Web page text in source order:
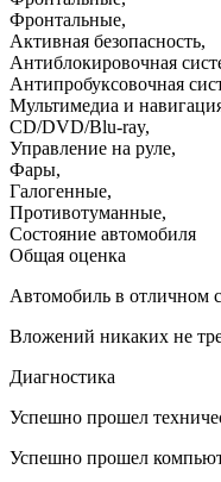
Фронтальные,
Активная безопасность,
Антиблокировочная
Антипробуксовочная
Мультимедиа и
CD/DVD/Blu-ray,
Управление на руле,
Фары,
Галогенные,
Противотуманные,
Состояние автомобиля
Общая оценка
Автомобиль в отличном
Вложений никаких не
Диагностика
Успешно прошел
Успешно прошел